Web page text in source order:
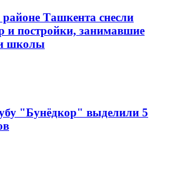
Ташкента снесли
и постройки, занимавшие
школы
"Бунёдкор" выделили 5